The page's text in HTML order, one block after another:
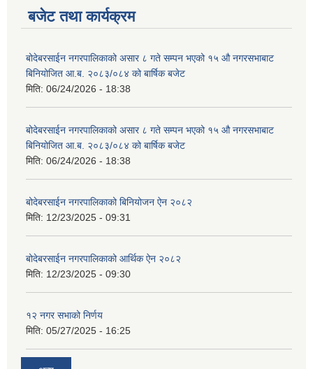
बजेट तथा कार्यक्रम
बोदेबरसाईन नगरपालिकाको असार ८ गते सम्पन भएको १५ ‍‍‍औ नगरसभाबाट
बिनियोजित आ.ब. २०८३/०८४ को बार्षिक बजेट
मिति: 06/24/2026 - 18:38
बोदेबरसाईन नगरपालिकाको असार ८ गते सम्पन भएको १५ ‍‍‍औ नगरसभाबाट
बिनियोजित आ.ब. २०८३/०८४ को बार्षिक बजेट
मिति: 06/24/2026 - 18:38
बोदेबरसाईन नगरपालिकाको बिनियोजन ऐन २०८२
मिति: 12/23/2025 - 09:31
बोदेबरसाईन नगरपालिकाको आर्थिक ऐन २०८२
मिति: 12/23/2025 - 09:30
१२ नगर सभाको निर्णय
मिति: 05/27/2025 - 16:25